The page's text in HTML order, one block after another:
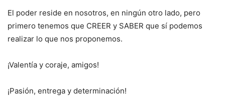
El poder reside en nosotros, en ningún otro lado, pero
primero tenemos que CREER y SABER que sí podemos
realizar lo que nos proponemos.
¡Valentía y coraje, amigos!
¡Pasión, entrega y determinación!